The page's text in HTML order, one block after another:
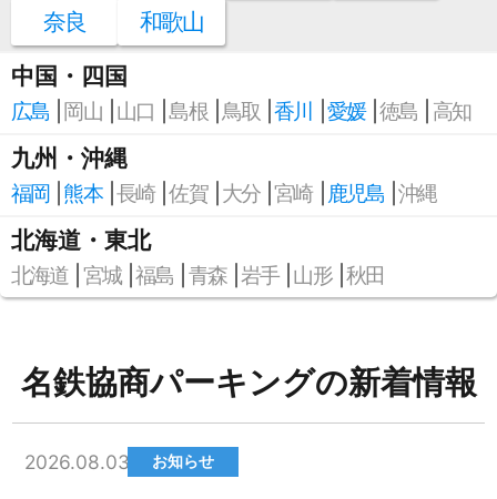
奈良
和歌山
中国・四国
広島 岡山 山口 島根 鳥取 香川 愛媛 徳島 高知
九州・沖縄
福岡 熊本 長崎 佐賀 大分 宮崎 鹿児島 沖縄
北海道・東北
北海道 宮城 福島 青森 岩手 山形 秋田
名鉄協商パーキングの新着情報
2026.08.03 お知らせ